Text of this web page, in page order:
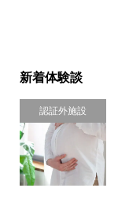
新着体験談
認証外施設